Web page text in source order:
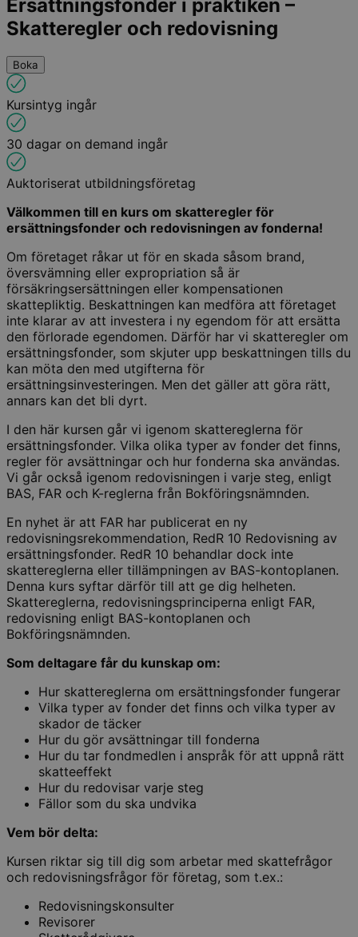
Ersättningsfonder i praktiken –
Skatteregler och redovisning
Boka
Kursintyg ingår
30 dagar on demand ingår
Auktoriserat utbildningsföretag
Välkommen till en kurs om skatteregler för
ersättningsfonder och redovisningen av fonderna!
Om företaget råkar ut för en skada såsom brand,
översvämning eller expropriation så är
försäkringsersättningen eller kompensationen
skattepliktig. Beskattningen kan medföra att företaget
inte klarar av att investera i ny egendom för att ersätta
den förlorade egendomen. Därför har vi skatteregler om
ersättningsfonder, som skjuter upp beskattningen tills du
kan möta den med utgifterna för
ersättningsinvesteringen. Men det gäller att göra rätt,
annars kan det bli dyrt.
I den här kursen går vi igenom skattereglerna för
ersättningsfonder. Vilka olika typer av fonder det finns,
regler för avsättningar och hur fonderna ska användas.
Vi går också igenom redovisningen i varje steg, enligt
BAS, FAR och K-reglerna från Bokföringsnämnden.
En nyhet är att FAR har publicerat en ny
redovisningsrekommendation, RedR 10 Redovisning av
ersättningsfonder. RedR 10 behandlar dock inte
skattereglerna eller tillämpningen av BAS-kontoplanen.
Denna kurs syftar därför till att ge dig helheten.
Skattereglerna, redovisningsprinciperna enligt FAR,
redovisning enligt BAS-kontoplanen och
Bokföringsnämnden.
Som deltagare får du kunskap om:
Hur skattereglerna om ersättningsfonder fungerar
Vilka typer av fonder det finns och vilka typer av
skador de täcker
Hur du gör avsättningar till fonderna
Hur du tar fondmedlen i anspråk för att uppnå rätt
skatteeffekt
Hur du redovisar varje steg
Fällor som du ska undvika
Vem bör delta:
Kursen riktar sig till dig som arbetar med skattefrågor
och redovisningsfrågor för företag, som t.ex.:
Redovisningskonsulter
Revisorer